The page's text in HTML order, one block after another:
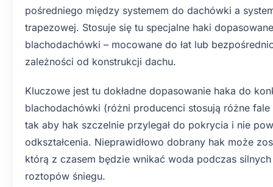
pośredniego między systemem do dachówki a
trapezowej. Stosuje się tu specjalne haki
blachodachówki – mocowane do łat lub
zależności od konstrukcji dachu.
Kluczowe jest tu dokładne dopasowanie haka do
blachodachówki (różni producenci stosują różne
tak aby hak szczelnie przylegał do pokrycia i nie
odkształcenia. Nieprawidłowo dobrany hak może
którą z czasem będzie wnikać woda podczas
roztopów śniegu.